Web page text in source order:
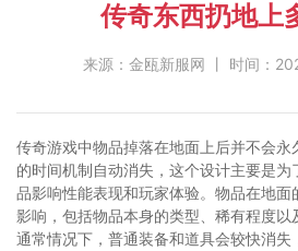
传奇东西扔地上
来源：金瓯新服网 丨 时间：
传奇游戏中物品掉落在地面上后并不会永
的时间机制自动消失，这个设计主要是为
品影响性能表现和玩家体验。物品在地
影响，包括物品本身的类型、稀有程度以
通常情况下，普通装备和道具会较快消失